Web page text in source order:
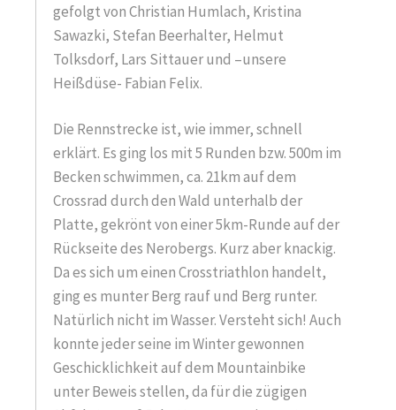
gefolgt von Christian Humlach, Kristina
Sawazki, Stefan Beerhalter, Helmut
Tolksdorf, Lars Sittauer und –unsere
Heißdüse- Fabian Felix.
Die Rennstrecke ist, wie immer, schnell
erklärt. Es ging los mit 5 Runden bzw. 500m im
Becken schwimmen, ca. 21km auf dem
Crossrad durch den Wald unterhalb der
Platte, gekrönt von einer 5km-Runde auf der
Rückseite des Nerobergs. Kurz aber knackig.
Da es sich um einen Crosstriathlon handelt,
ging es munter Berg rauf und Berg runter.
Natürlich nicht im Wasser. Versteht sich! Auch
konnte jeder seine im Winter gewonnen
Geschicklichkeit auf dem Mountainbike
unter Beweis stellen, da für die zügigen